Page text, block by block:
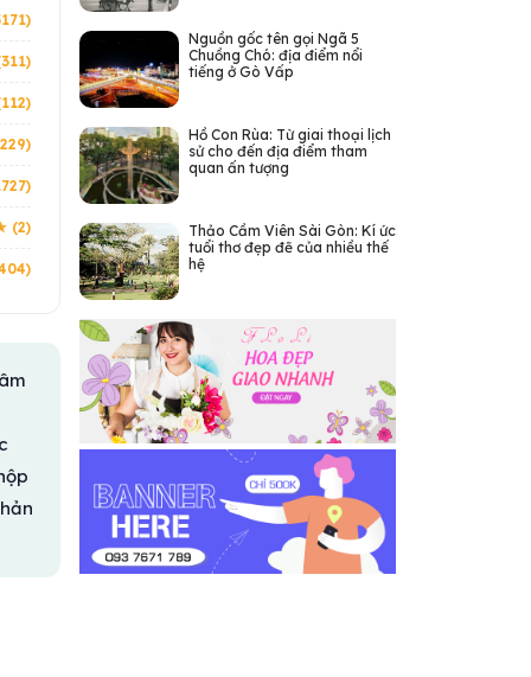
(2)
Nguồn gốc tên gọi Ngã 5
Chuồng Chó: địa điểm nổi
tiếng ở Gò Vấp
Hồ Con Rùa: Từ giai thoại lịch
sử cho đến địa điểm tham
quan ấn tượng
Thảo Cầm Viên Sài Gòn: Kí ức
tuổi thơ đẹp đẽ của nhiều thế
hệ